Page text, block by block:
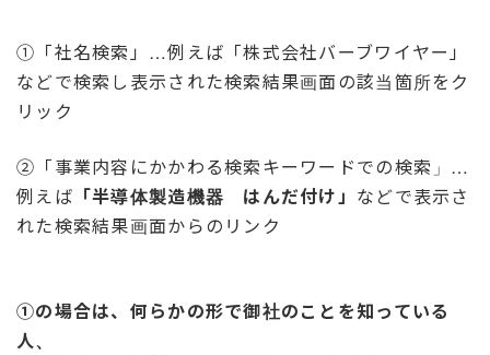
①「社名検索」…例えば「株式会社バーブワイヤー」
などで検索し表示された検索結果画面の該当箇所をク
リック
②「事業内容にかかわる検索キーワードでの検索」…
例えば 「半導体製造機器 はんだ付け」 などで表示さ
れた検索結果画面からのリンク
①の場合は、何らかの形で御社のことを知っている
人、